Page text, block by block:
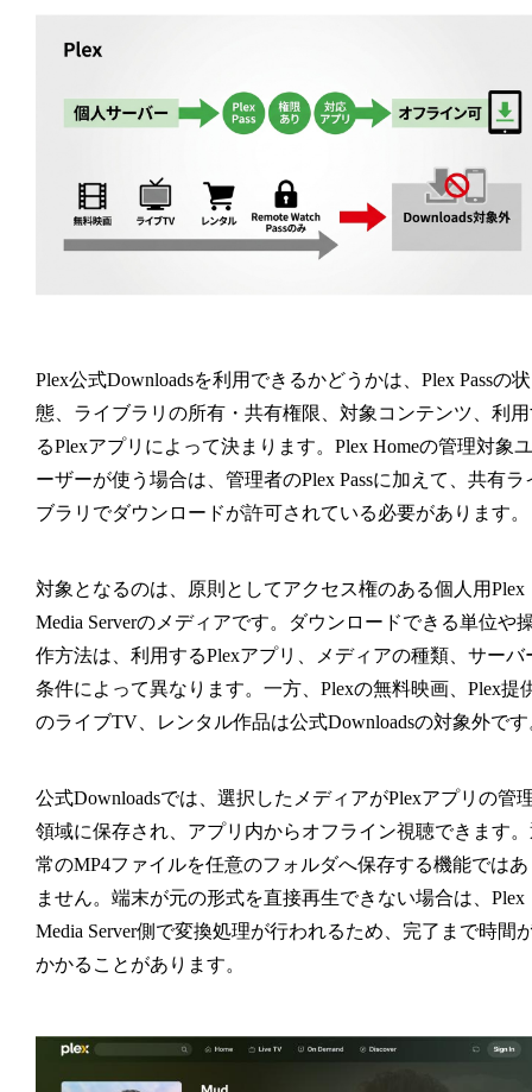
Plex公式Downloadsを利用できるかどうかは、Plex Passの状
態、ライブラリの所有・共有権限、対象コンテンツ、利
るPlexアプリによって決まります。Plex Homeの管理対象ユ
ーザーが使う場合は、管理者のPlex Passに加えて、共有ラ
ブラリでダウンロードが許可されている必要があります。
対象となるのは、原則としてアクセス権のある個人用Plex
Media Serverのメディアです。ダウンロードできる単位や
作方法は、利用するPlexアプリ、メディアの種類、サーバ
条件によって異なります。一方、Plexの無料映画、Plex提
のライブTV、レンタル作品は公式Downloadsの対象外です
公式Downloadsでは、選択したメディアがPlexアプリの管
領域に保存され、アプリ内からオフライン視聴できます
常のMP4ファイルを任意のフォルダへ保存する機能ではあ
ません。端末が元の形式を直接再生できない場合は、Plex
Media Server側で変換処理が行われるため、完了まで時間
かかることがあります。